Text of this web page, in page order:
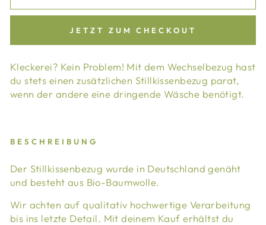
JETZT ZUM CHECKOUT
Kleckerei? Kein Problem! Mit dem Wechselbezug hast
du stets einen zusätzlichen Stillkissenbezug parat,
wenn der andere eine dringende Wäsche benötigt.
BESCHREIBUNG
Der Stillkissenbezug wurde in Deutschland genäht
und besteht aus Bio-Baumwolle.
Wir achten auf qualitativ hochwertige Verarbeitung
bis ins letzte Detail. Mit deinem Kauf erhältst du